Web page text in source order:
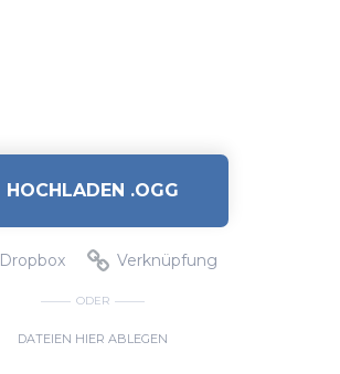
HOCHLADEN .OGG
Dropbox Verknüpfung
ODER
DATEIEN HIER ABLEGEN